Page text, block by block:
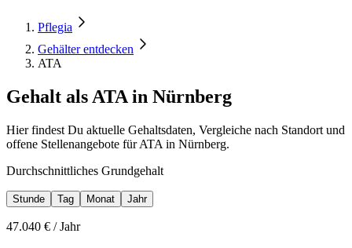
Pflegia
Gehälter entdecken
ATA
Gehalt als ATA in Nürnberg
Hier findest Du aktuelle Gehaltsdaten, Vergleiche nach Standort und
offene Stellenangebote für ATA in Nürnberg.
Durchschnittliches Grundgehalt
Stunde Tag Monat Jahr
47.040 € /Jahr